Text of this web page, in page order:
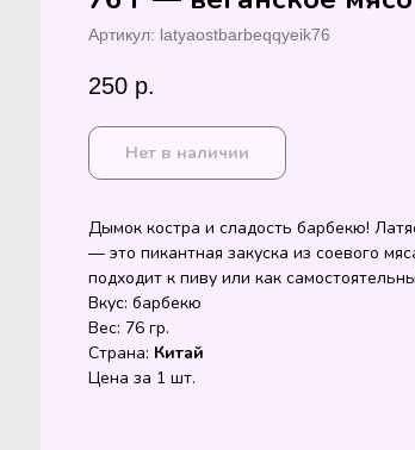
Артикул: latyaostbarbeqqyeik76
250 р.
Нет в наличии
Дымок костра и сладость барбекю!
— это пикантная закуска из соевого
подходит к пиву или как
Вкус: барбекю
Вес: 76 гр.
Страна: Китай
Цена за 1 шт.